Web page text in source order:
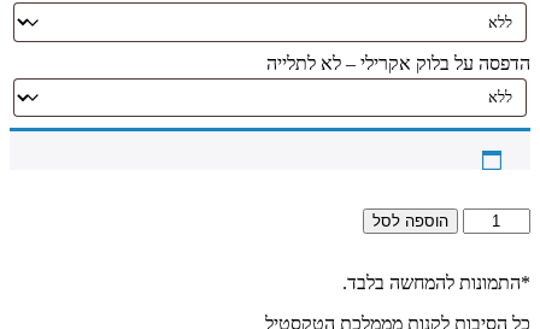
הדפסה על בלוק אקרילי – לא לתלייה
כמות
של
-
הוספה לסל
*התמונות להמחשה בלבד.
כל הסיבות לקנות מממלכת הטקסטיל